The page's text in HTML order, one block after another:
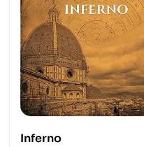
Inferno